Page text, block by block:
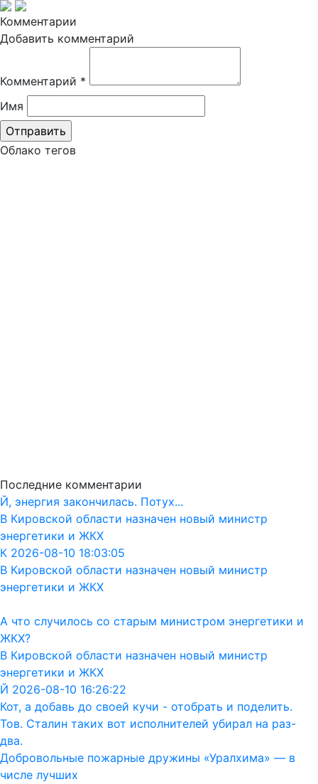
Комментарии
Добавить комментарий
Комментарий *
Имя
Облако тегов
Последние комментарии
Й, энергия закончилась. Потух...
В Кировской области назначен новый министр
энергетики и ЖКХ
К 2026-08-10 18:03:05
В Кировской области назначен новый министр
энергетики и ЖКХ
А что случилось со старым министром энергетики и
ЖКХ?
В Кировской области назначен новый министр
энергетики и ЖКХ
Й 2026-08-10 16:26:22
Кот, а добавь до своей кучи - отобрать и поделить.
Тов. Сталин таких вот исполнителей убирал на раз-
два.
Добровольные пожарные дружины «Уралхима» — в
числе лучших